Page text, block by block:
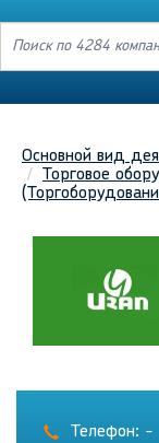
Основной вид
Торговое
Телефон: -